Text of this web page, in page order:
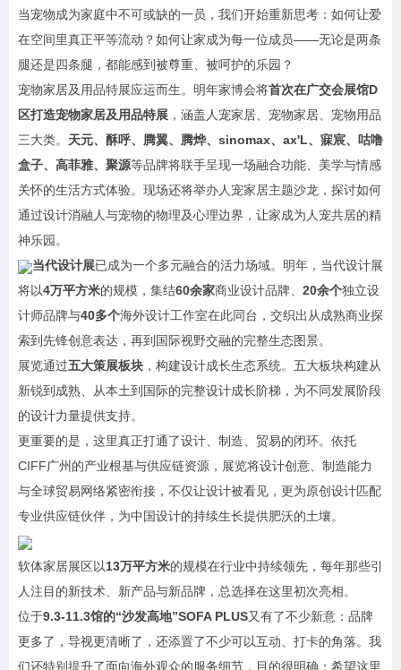
当宠物成为家庭中不可或缺的一员，我们开始重新思考：如何让爱
在空间里真正平等流动？如何让家成为每一位成员——无论是两条
腿还是四条腿，都能感到被尊重、被呵护的乐园？
宠物家居及用品特展应运而生。明年家博会将首次在广交会展馆D
区打造宠物家居及用品特展 ，涵盖人宠家居、宠物家居、宠物用品
三大类。 天元、酥呼、腾翼、腾烨、sinomax、ax'L、寐宸、咕噜
盒子、高菲雅、聚源等品牌将联手呈现一场融合功能、美学与情感
关怀的生活方式体验。现场还将举办人宠家居主题沙龙，探讨如何
通过设计消融人与宠物的物理及心理边界，让家成为人宠共居的精
神乐园。
当代设计展已成为一个多元融合的活力场域。明年，当代设计展
将以4万平方米的规模，集结60余家商业设计品牌、 20余个独立设
计师品牌与40多个海外设计工作室在此同台，交织出从成熟商业探
索到先锋创意表达，再到国际视野交融的完整生态图景。
展览通过五大策展板块 ，构建设计成长生态系统。五大板块构建从
新锐到成熟、从本土到国际的完整设计成长阶梯，为不同发展阶段
的设计力量提供支持。
更重要的是，这里真正打通了设计、制造、贸易的闭环。依托
CIFF广州的产业根基与供应链资源，展览将设计创意、制造能力
与全球贸易网络紧密衔接，不仅让设计被看见，更为原创设计匹配
专业供应链伙伴，为中国设计的持续生长提供肥沃的土壤。
软体家居展区以13万平方米的规模在行业中持续领先，每年那些引
人注目的新技术、新产品与新品牌，总选择在这里初次亮相。
位于9.3-11.3馆的“沙发高地”SOFA PLUS又有了不少新意：品牌
更多了，导视更清晰了，还添置了不少可以互动、打卡的角落。我
们还特别提升了面向海外观众的服务细节，目的很明确：希望这里